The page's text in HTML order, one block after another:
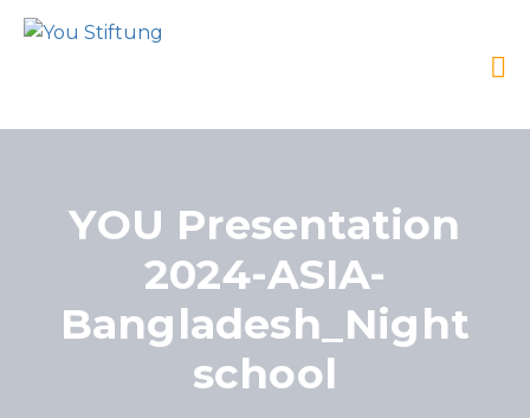
YOU Presentation
2024-ASIA-
Bangladesh_Night
school